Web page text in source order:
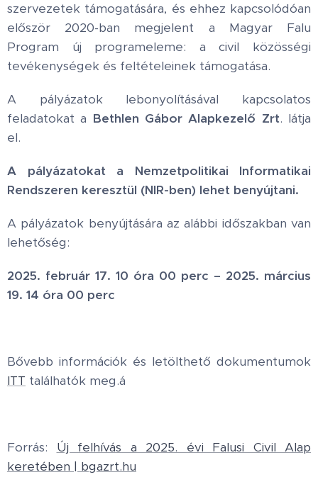
szervezetek támogatására, és ehhez kapcsolódóan
először 2020-ban megjelent a Magyar Falu
Program új programeleme: a civil közösségi
tevékenységek és feltételeinek támogatása.
A pályázatok lebonyolításával kapcsolatos
feladatokat a Bethlen Gábor Alapkezelő Zrt. látja
el.
A pályázatokat a Nemzetpolitikai Informatikai
Rendszeren keresztül (NIR-ben) lehet benyújtani.
A pályázatok benyújtására az alábbi időszakban van
lehetőség:
2025. február 17. 10 óra 00 perc – 2025. március
19. 14 óra 00 perc
Bővebb információk és letölthető dokumentumok
ITT találhatók meg.á
Forrás: Új felhívás a 2025. évi Falusi Civil Alap
keretében | bgazrt.hu